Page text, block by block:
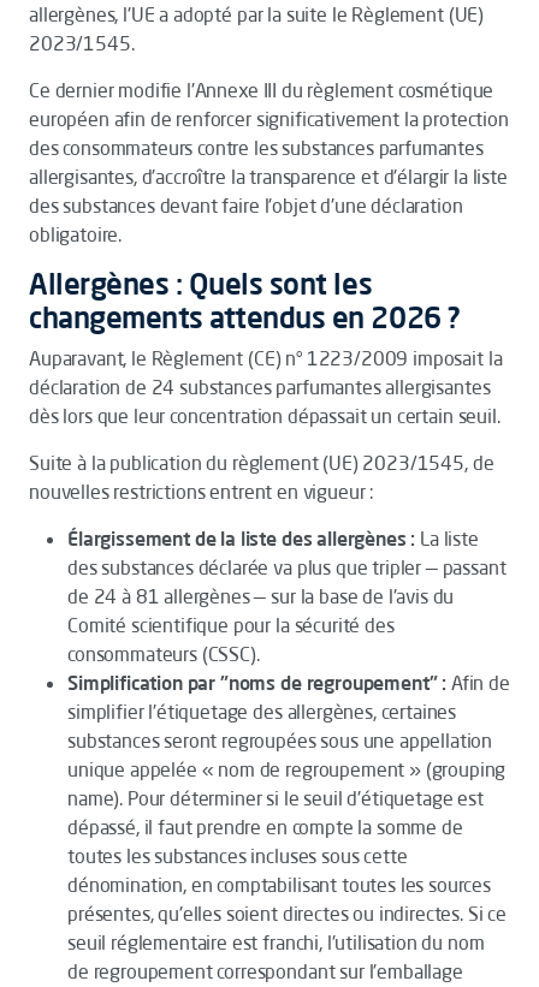
allergènes, l'UE a adopté par la suite le Règlement (UE)
2023/1545.
Ce dernier modifie l'Annexe III du règlement cosmétique
européen afin de renforcer significativement la protection
des consommateurs contre les substances parfumantes
allergisantes, d'accroître la transparence et d'élargir la liste
des substances devant faire l'objet d'une déclaration
obligatoire.
Allergènes : Quels sont les
changements attendus en 2026 ?
Auparavant, le Règlement (CE) n° 1223/2009 imposait la
déclaration de 24 substances parfumantes allergisantes
dès lors que leur concentration dépassait un certain seuil.
Suite à la publication du règlement (UE) 2023/1545, de
nouvelles restrictions entrent en vigueur :
Élargissement de la liste des allergènes : La liste
des substances déclarée va plus que tripler — passant
de 24 à 81 allergènes — sur la base de l'avis du
Comité scientifique pour la sécurité des
consommateurs (CSSC).
Simplification par "noms de regroupement" : Afin de
simplifier l'étiquetage des allergènes, certaines
substances seront regroupées sous une appellation
unique appelée « nom de regroupement » (grouping
name). Pour déterminer si le seuil d'étiquetage est
dépassé, il faut prendre en compte la somme de
toutes les substances incluses sous cette
dénomination, en comptabilisant toutes les sources
présentes, qu'elles soient directes ou indirectes. Si ce
seuil réglementaire est franchi, l'utilisation du nom
de regroupement correspondant sur l'emballage